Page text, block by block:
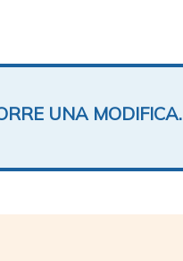
UNA MODIFICA.